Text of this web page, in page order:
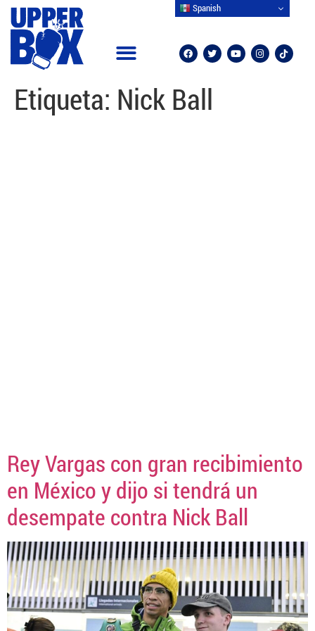
Etiqueta: Nick Ball
Rey Vargas con gran recibimiento
en México y dijo si tendrá un
desempate contra Nick Ball
Spanish